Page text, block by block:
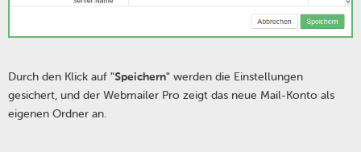
Durch den Klick auf "Speichern" werden die Einstellungen
gesichert, und der Webmailer Pro zeigt das neue Mail-Konto als
eigenen Ordner an.